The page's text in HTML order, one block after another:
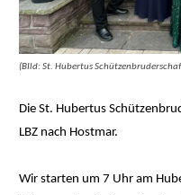
(BIld: St. Hubertus
Die St. Hubertus
LBZ nach Hostmar.
Wir starten um 7 Uhr am